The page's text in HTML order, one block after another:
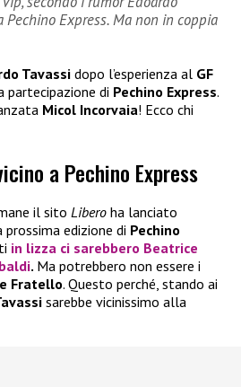
Pechino Express. Ma non in coppia
Tavassi dopo l’esperienza al GF
partecipazione di Pechino Express.
Micol Incorvaia! Ecco chi
a Pechino Express
il sito Libero ha lanciato
prossima edizione di Pechino
in lizza ci sarebbero Beatrice
. Ma potrebbero non essere i
Fratello. Questo perché, stando ai
sarebbe vicinissimo alla